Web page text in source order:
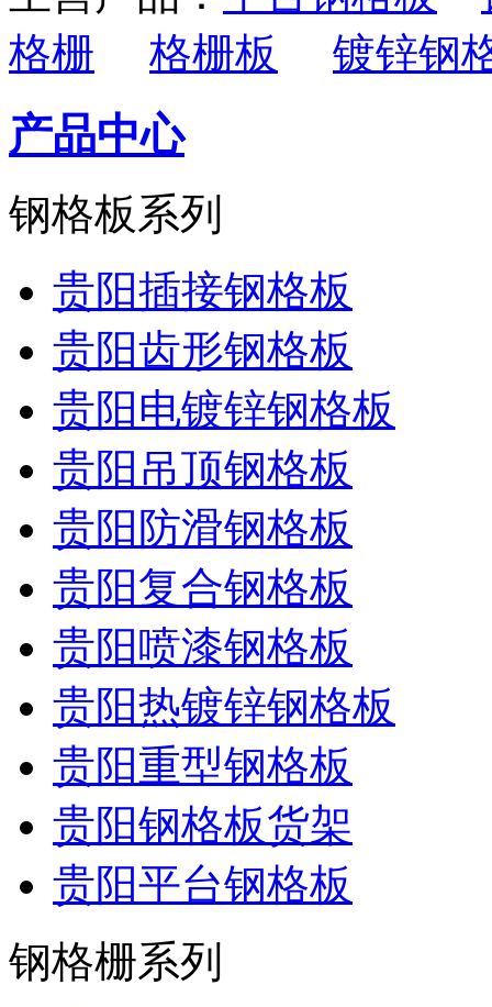
格栅
格栅板 镀锌钢
产品中心
钢格板系列
贵阳插接钢格板
贵阳齿形钢格板
贵阳电镀锌钢格板
贵阳吊顶钢格板
贵阳防滑钢格板
贵阳复合钢格板
贵阳喷漆钢格板
贵阳热镀锌钢格板
贵阳重型钢格板
贵阳钢格板货架
贵阳平台钢格板
钢格栅系列